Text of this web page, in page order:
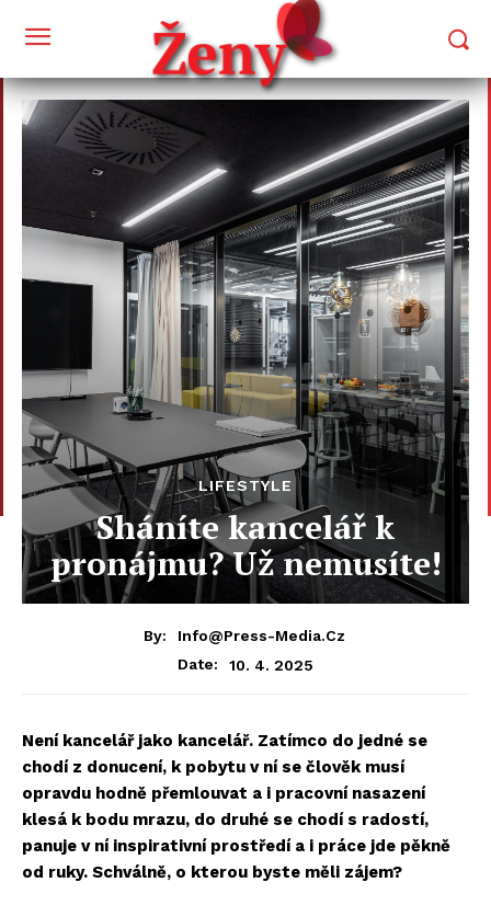
LIFESTYLE
Sháníte kancelář k
pronájmu? Už nemusíte!
By:
Info@press-Media.cz
Date:
10. 4. 2025
Není kancelář jako kancelář. Zatímco do jedné se
chodí z donucení, k pobytu v ní se člověk musí
opravdu hodně přemlouvat a i pracovní nasazení
klesá k bodu mrazu, do druhé se chodí s radostí,
panuje v ní inspirativní prostředí a i práce jde pěkně
od ruky. Schválně, o kterou byste měli zájem?